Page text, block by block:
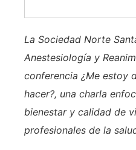
La Sociedad Norte
Anestesiología y
conferencia ¿Me estoy
hacer?, una charla
bienestar y calidad de
profesionales de la